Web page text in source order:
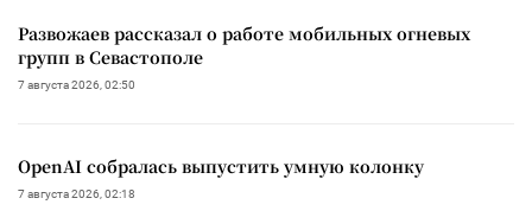
Развожаев рассказал о работе мобильных огневых
групп в Севастополе
7 августа 2026, 02:50
OpenAI собралась выпустить умную колонку
7 августа 2026, 02:18